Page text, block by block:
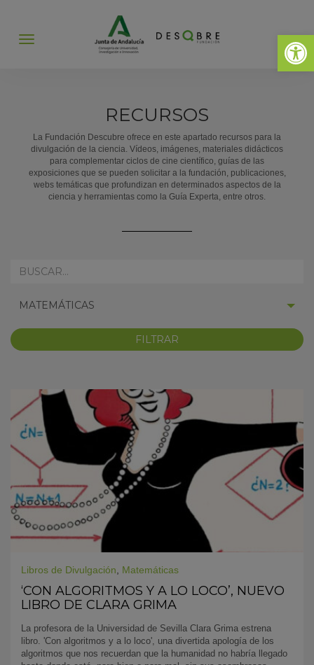
Abrir
Abrir
RECURSOS
La Fundación Descubre ofrece en este apartado recursos para la
divulgación de la ciencia. Vídeos, imágenes, materiales didácticos
para complementar ciclos de cine científico, guías de las
exposiciones que se pueden solicitar a la fundación, publicaciones,
webs temáticas que profundizan en determinados aspectos de la
ciencia y herramientas como la Guía Experta, entre otros.
REALIZA
AQUÍ
BÚSQUEDA:
SELECCIONAR
CATEGORÍA:
MATEMÁTICAS
Libros de Divulgación Matemáticas
‘CON ALGORITMOS Y A LO LOCO’, NUEVO
LIBRO DE CLARA GRIMA
La profesora de la Universidad de Sevilla Clara Grima estrena
libro. 'Con algoritmos y a lo loco', una divertida apología de los
algoritmos que nos recuerdan que la humanidad no habría llegado